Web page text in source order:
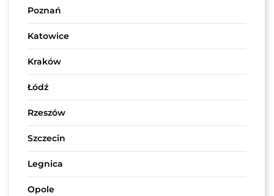
Poznań
Katowice
Kraków
Łódź
Rzeszów
Szczecin
Legnica
Opole